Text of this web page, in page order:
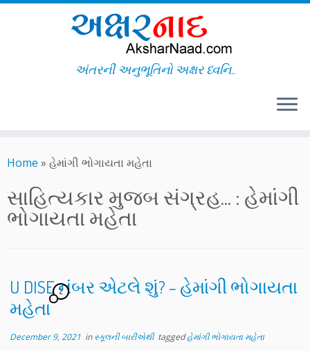
to
અંતરની અનુભૂતિનો અક્ષર ધ્વનિ..
Home » હેમાંગી ભોગાયતા મહેતા
સાહિત્યકાર મુજબ સંગ્રહ... : હેમાંગી
ભોગાયતા મહેતા
U DISE નંબર એટલે શું? – હેમાંગી ભોગાયતા
મહેતા
2
December 9, 2021 inસ્કૂલની બારીએથી taggedહેમાંગી ભોગાયતા મહેતા